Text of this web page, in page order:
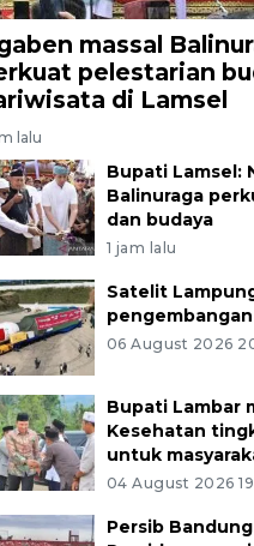
massal
pelestarian
di Lamsel
lalu
Bupati Lamsel:
Balinuraga
dan budaya
1 jam lalu
Satelit
06 August 2026
Bupati Lambar
Kesehatan
untuk
04 August 2026
Persib